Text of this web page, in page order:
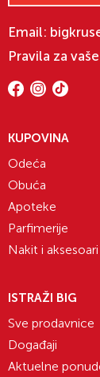
Email:
Pravila za
KUPOVINA
Odeća
Obuća
Apoteke
Parfimerije
Nakit i aksesoari
ISTRAŽI BIG
Sve prodavnice
Događaji
Aktuelne